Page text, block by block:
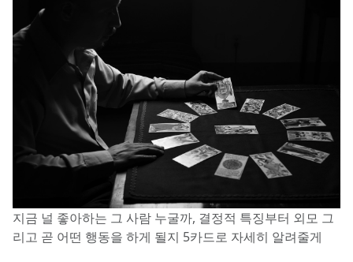
지금 널 좋아하는 그 사람 누굴까, 결정적 특징부터 외모 그
리고 곧 어떤 행동을 하게 될지 5카드로 자세히 알려줄게